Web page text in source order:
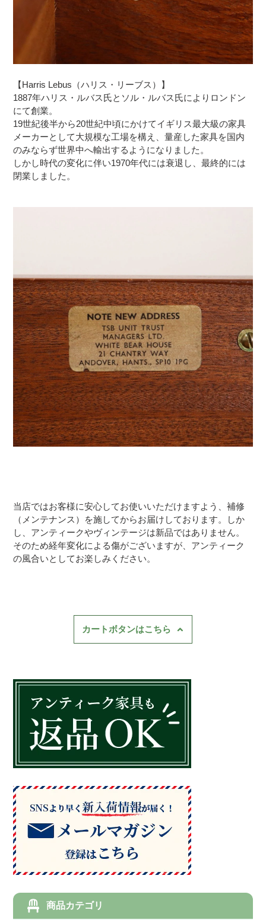
【Harris Lebus（ハリス・リーブス）】
1887年ハリス・ルバス氏とソル・ルバス氏によりロンドン
にて創業。
19世紀後半から20世紀中頃にかけてイギリス最大級の家具
メーカーとして大規模な工場を構え、量産した家具を国内
のみならず世界中へ輸出するようになりました。
しかし時代の変化に伴い1970年代には衰退し、最終的には
閉業しました。
当店ではお客様に安心してお使いいただけますよう、補修
（メンテナンス）を施してからお届けしております。しか
し、アンティークやヴィンテージは新品ではありません。
そのため経年変化による傷がございますが、アンティーク
の風合いとしてお楽しみください。
カートボタンはこちら
商品カテゴリ